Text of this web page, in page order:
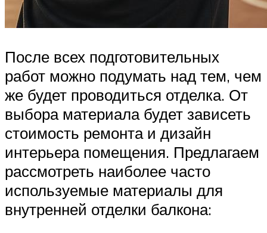
После всех подготовительных
работ можно подумать над тем, чем
же будет проводиться отделка. От
выбора материала будет зависеть
стоимость ремонта и дизайн
интерьера помещения. Предлагаем
рассмотреть наиболее часто
используемые материалы для
внутренней отделки балкона: